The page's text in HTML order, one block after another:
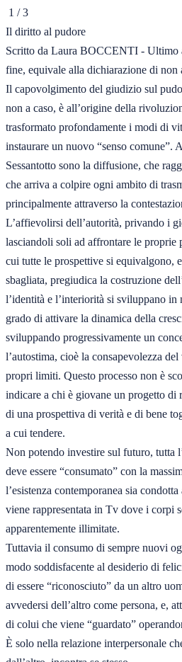
1 / 3
Il diritto al pudore
Scritto da Laura BOCCENTI - Ultimo
fine, equivale alla dichiarazione di non
Il capovolgimento del giudizio sul
non a caso, è all’origine della
trasformato profondamente i modi di
instaurare un nuovo “senso comune”.
Sessantotto sono la diffusione, che
che arriva a colpire ogni ambito di
principalmente attraverso la
L’affievolirsi dell’autorità, privando i
lasciandoli soli ad affrontare le proprie
cui tutte le prospettive si equivalgono,
sbagliata, pregiudica la costruzione
l’identità e l’interiorità si sviluppano
grado di attivare la dinamica della
sviluppando progressivamente un
l’autostima, cioè la consapevolezza
propri limiti. Questo processo non è
indicare a chi è giovane un progetto
di una prospettiva di verità e di bene
a cui tendere.
Non potendo investire sul futuro, tutta
deve essere “consumato” con la
l’esistenza contemporanea sia
viene rappresentata in Tv dove i corpi
apparentemente illimitate.
Tuttavia il consumo di sempre nuovi
modo soddisfacente al desiderio di
di essere “riconosciuto” da un altro
avvedersi dell’altro come persona, e,
di colui che viene “guardato”
È solo nella relazione interpersonale